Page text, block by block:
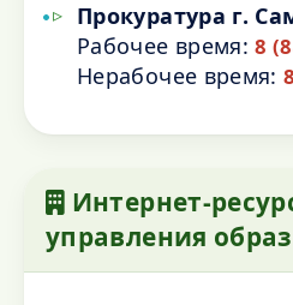
Прокуратура г.
Рабочее время:8
Нерабочее время:
Интернет-
управления